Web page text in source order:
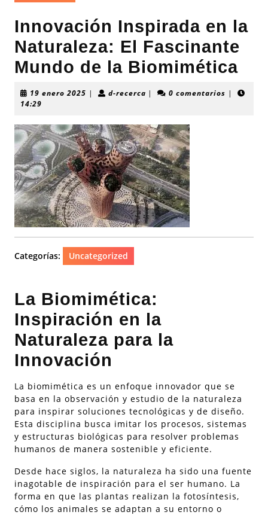
Innovación Inspirada en la
Naturaleza: El Fascinante
Mundo de la Biomimética
19 enero 2025 19| d-recercad-| 0 comentarios |
14:29
Categorías: Uncategorized
La Biomimética:
Inspiración en la
Naturaleza para la
Innovación
La biomimética es un enfoque innovador que se
basa en la observación y estudio de la naturaleza
para inspirar soluciones tecnológicas y de diseño.
Esta disciplina busca imitar los procesos, sistemas
y estructuras biológicas para resolver problemas
humanos de manera sostenible y eficiente.
Desde hace siglos, la naturaleza ha sido una fuente
inagotable de inspiración para el ser humano. La
forma en que las plantas realizan la fotosíntesis,
cómo los animales se adaptan a su entorno o